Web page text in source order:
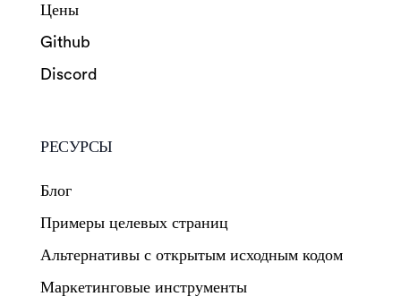
Цены
Github
Discord
РЕСУРСЫ
Блог
Примеры целевых страниц
Альтернативы с открытым исходным кодом
Маркетинговые инструменты